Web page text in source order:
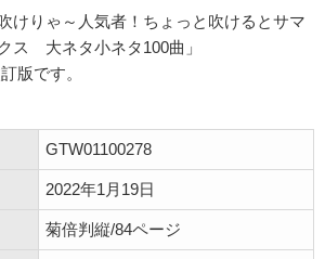
けりゃ～人気者！ちょっと吹けるとサマ
ス 大ネタ小ネタ100曲」
版です。
GTW01100278
2022年1月19日
菊倍判縦/84ページ